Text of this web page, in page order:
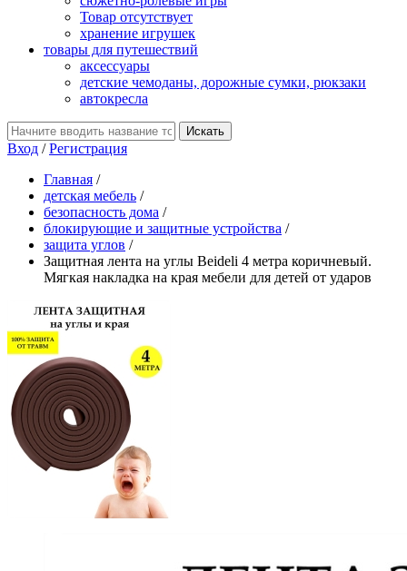
Товар отсутствует
хранение игрушек
товары для путешествий
аксессуары
детские чемоданы, дорожные сумки, рюкзаки
автокресла
Вход /Регистрация
Главная /
детская мебель /
безопасность дома /
блокирующие и защитные устройства /
защита углов /
Защитная лента на углы Beideli 4 метра коричневый.
Мягкая накладка на края мебели для детей от ударов